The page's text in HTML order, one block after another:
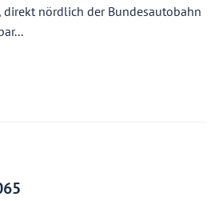
direkt nördlich der Bundesautobahn